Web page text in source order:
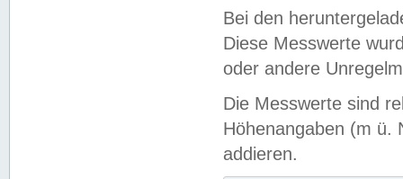
Bei den
Diese Messwerte
oder andere
Die Messwerte sind
Höhenangaben (m ü.
addieren.